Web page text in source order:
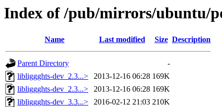
Index of /pub/mirrors/ubuntu/
Name Last modified Size Description
Parent Directory
-
libliggghts-dev_2.3...>
2013-12-16 06:28 169K
libliggghts-dev_2.3...>
2013-12-16 06:28 169K
libliggghts-dev_3.3...>
2016-02-12 21:03 210K